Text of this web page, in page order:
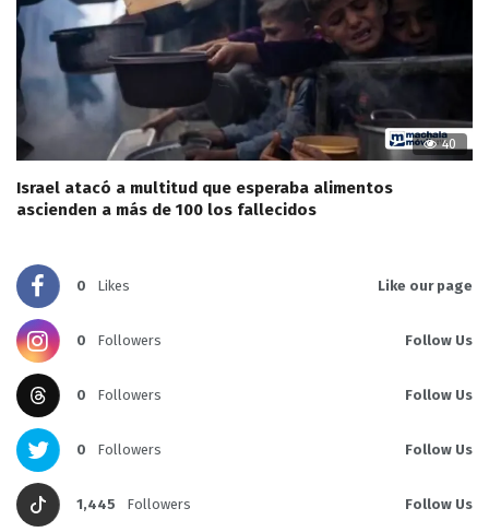
40
Israel atacó a multitud que esperaba alimentos
ascienden a más de 100 los fallecidos
0 Likes Like our page
0 Followers Follow Us
0 Followers Follow Us
0 Followers Follow Us
1,445 Followers Follow Us